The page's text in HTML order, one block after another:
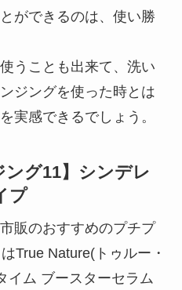
ができるのは、使い勝
うことも出来て、洗い
ジングを使った時とは
実感できるでしょう。
ング11】シンデレ
プ
販のおすすめのプチプ
True Nature(トゥルー・
イム ブースターセラム